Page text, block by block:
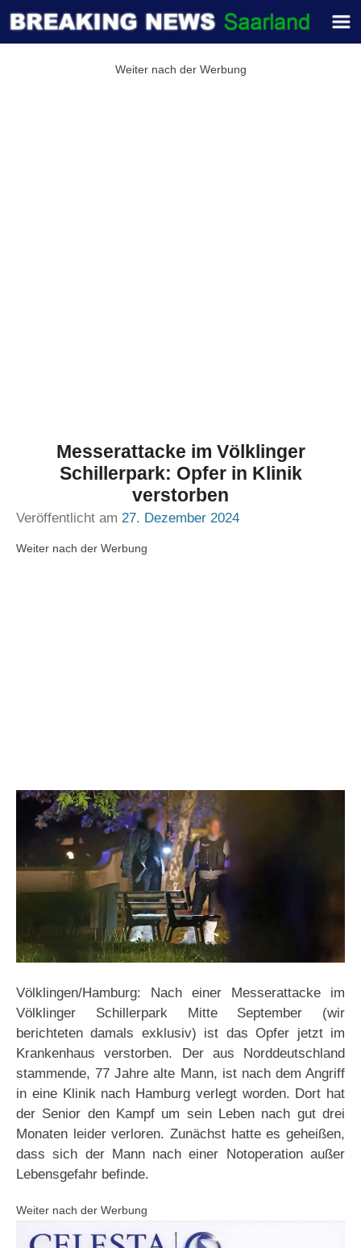
Weiter nach der Werbung
Messerattacke im Völklinger
Schillerpark: Opfer in Klinik
verstorben
Veröffentlicht am 27. Dezember 2024
Weiter nach der Werbung
Völklingen/Hamburg: Nach einer Messerattacke im
Völklinger Schillerpark Mitte September (wir
berichteten damals exklusiv) ist das Opfer jetzt im
Krankenhaus verstorben. Der aus Norddeutschland
stammende, 77 Jahre alte Mann, ist nach dem Angriff
in eine Klinik nach Hamburg verlegt worden. Dort hat
der Senior den Kampf um sein Leben nach gut drei
Monaten leider verloren. Zunächst hatte es geheißen,
dass sich der Mann nach einer Notoperation außer
Lebensgefahr befinde.
Weiter nach der Werbung